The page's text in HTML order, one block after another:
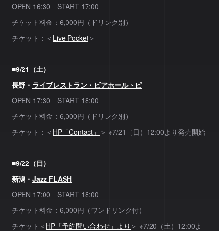
OPEN 16:30 START 17:00
チケット料金：6,000円（ドリンク別）
チケット：＜ Live Pocket＞
■9/21（土）
長野・ ライブレストラン・ビアホールトピ
OPEN 17:30 START 18:00
チケット料金：6,000円（ドリンク別）
チケット：＜ HP「Contact」 ＞ ※7/21（日）12:00より発売開始
■9/22（日）
新潟・ Jazz FLASH
OPEN 17:00 START 18:00
チケット料金：6,000円（ワンドリンク付）
チケット＜ HP「予約問い合わせ」より ＞ ※7/20（土）12:00よ